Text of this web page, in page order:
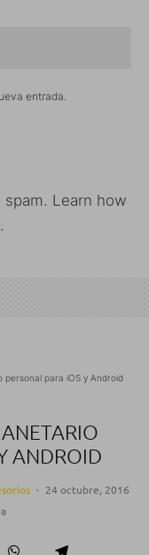
entrada.
Learn how
personal para iOS y Android
ANDROID
· 24 octubre, 2016